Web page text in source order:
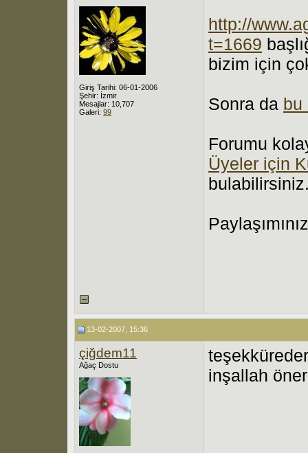
Giriş Tarihi: 06-01-2006
Şehir: İzmir
Mesajlar: 10,707
Galeri: 99
http://
t=1669
bizim için
Sonra da bu
Forumu
Üyeler için
13-02-2007, 15:36
çiğdem11
Ağaç Dostu
inşallah